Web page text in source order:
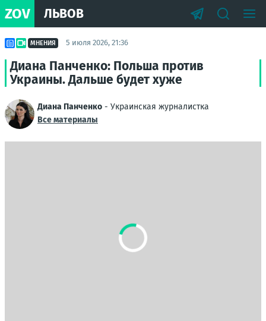
ZOV ЛЬВОВ
МНЕНИЯ 5 июля 2026, 21:36
Диана Панченко: Польша против
Украины. Дальше будет хуже
Диана Панченко - Украинская журналистка
Все материалы